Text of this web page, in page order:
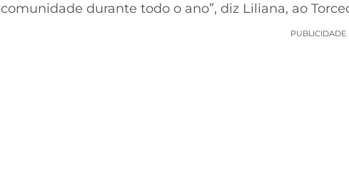
comunidade durante todo o ano”, diz Liliana, ao
PUBLICIDADE